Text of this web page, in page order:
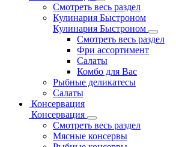
Смотреть весь раздел
Кулинария Быстроном
Кулинария Быстроном
Смотреть весь раздел
Фри ассортимент
Салаты
Комбо для Вас
Рыбные деликатесы
Салаты
Консервация
Консервация
Смотреть весь раздел
Мясные консервы